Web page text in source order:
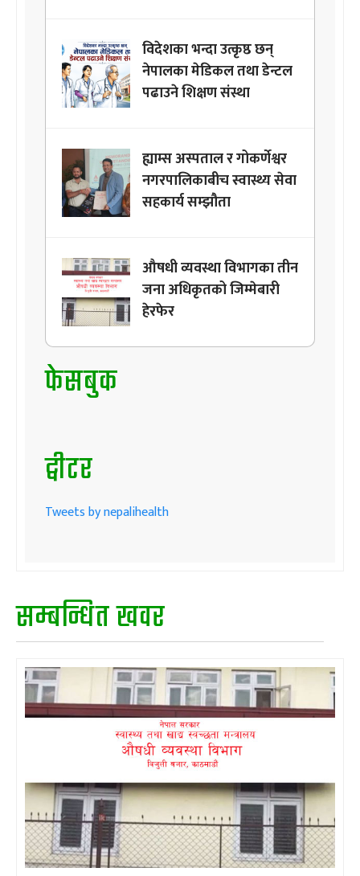
विदेशका भन्दा उत्कृष्ठ छन्
नेपालका मेडिकल तथा डेन्टल
पढाउने शिक्षण संस्था
ह्याम्स अस्पताल र गोकर्णेश्वर
नगरपालिकाबीच स्वास्थ्य सेवा
सहकार्य सम्झौता
औषधी व्यवस्था विभागका तीन
जना अधिकृतको जिम्मेबारी
हेरफेर
फेसबुक
ट्वीटर
Tweets by nepalihealth
सम्बन्धित खवर